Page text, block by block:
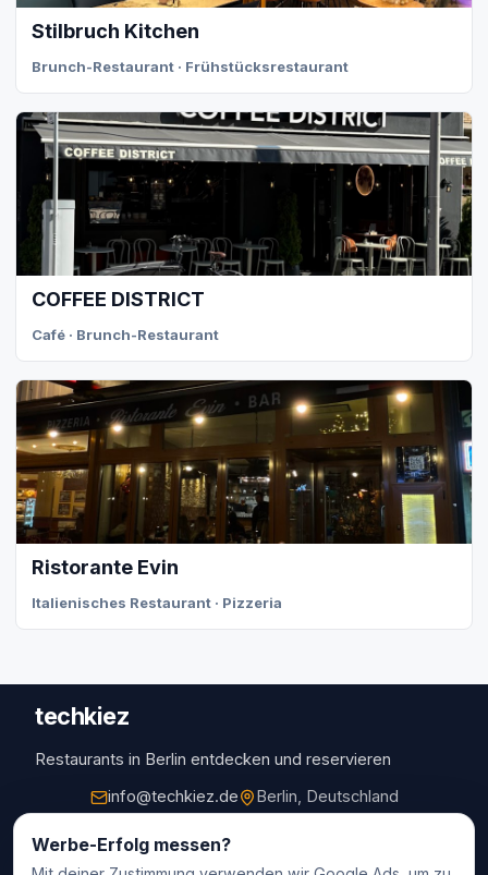
Stilbruch Kitchen
Brunch-Restaurant · Frühstücksrestaurant
COFFEE DISTRICT
Café · Brunch-Restaurant
Ristorante Evin
Italienisches Restaurant · Pizzeria
techkiez
Restaurants in Berlin entdecken und reservieren
info@techkiez.de
Berlin, Deutschland
Restaurants
Werbe-Erfolg messen?